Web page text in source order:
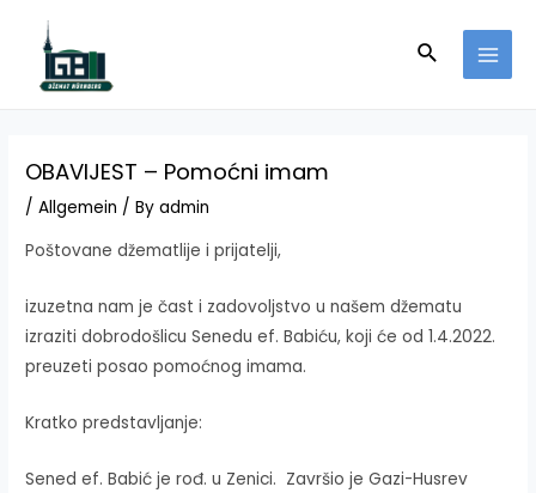
content
Search
OBAVIJEST – Pomoćni imam
/Allgemein / Byadmin
Poštovane džematlije i prijatelji,
izuzetna nam je čast i zadovoljstvo u našem džematu
izraziti dobrodošlicu Senedu ef. Babiću, koji će od 1.4.2022.
preuzeti posao pomoćnog imama.
Kratko predstavljanje:
Sened ef. Babić je rođ. u Zenici. Završio je Gazi-Husrev